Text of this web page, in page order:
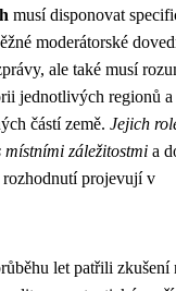
musí disponovat
moderátorské
ale také musí
jednotlivých regionů
částí země. Jejich
záležitostmi a
projevují v
let patřili zkušení